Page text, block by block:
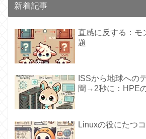
新着記事
直感に反する：モ
題
ISSから地球への
間→2秒に：HPE
Linuxの役にたつ